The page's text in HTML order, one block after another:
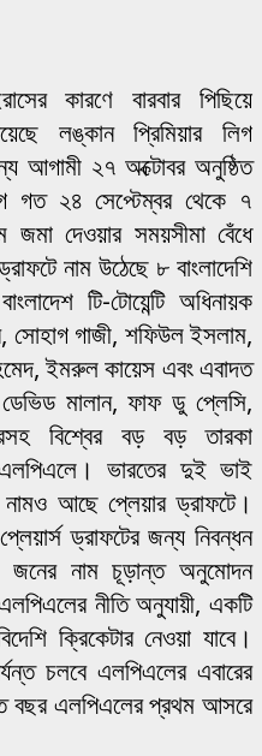
কারণে বারবার পিছিয়ে
লঙ্কান প্রিমিয়ার লিগ
আগামী ২৭ অক্টোবর অনুষ্ঠিত
গত ২৪ সেপ্টেম্বর থেকে ৭
জমা দেওয়ার সময়সীমা বেঁধে
নাম উঠেছে ৮ বাংলাদেশি
টি-টোয়েন্টি অধিনায়ক
সোহাগ গাজী, শফিউল ইসলাম,
ইমরুল কায়েস এবং এবাদত
মালান, ফাফ ডু প্লেসি,
বিশ্বের বড় বড় তারকা
এলপিএলে। ভারতের দুই ভাই
আছে প্লেয়ার ড্রাফটে।
ড্রাফটের জন্য নিবন্ধন
জনের নাম চূড়ান্ত অনুমোদন
নীতি অনুযায়ী, একটি
ক্রিকেটার নেওয়া যাবে।
চলবে এলপিএলের এবারের
বছর এলপিএলের প্রথম আসরে